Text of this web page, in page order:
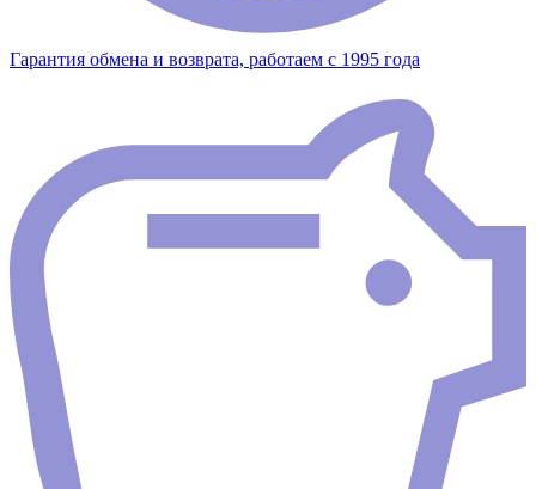
Гарантия обмена и возврата, работаем с 1995 года